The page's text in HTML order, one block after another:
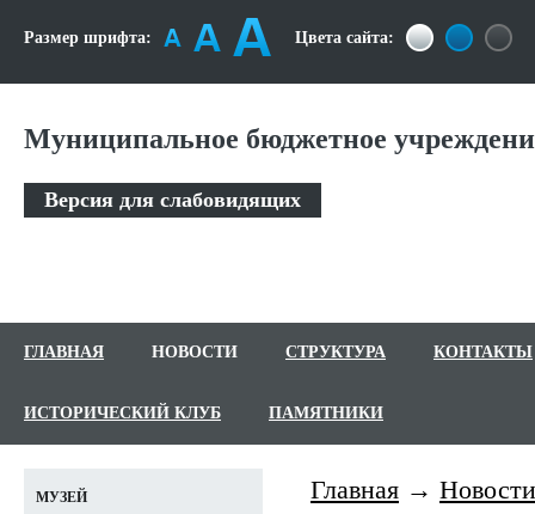
Размер шрифта: Цвета сайта:
Муниципальное бюджетное
Версия для слабовидящих
ГЛАВНАЯ НОВОСТИ СТРУКТУРА КОНТАКТЫ
ИСТОРИЧЕСКИЙ КЛУБ ПАМЯТНИКИ
Главная
Новости
МУЗЕЙ